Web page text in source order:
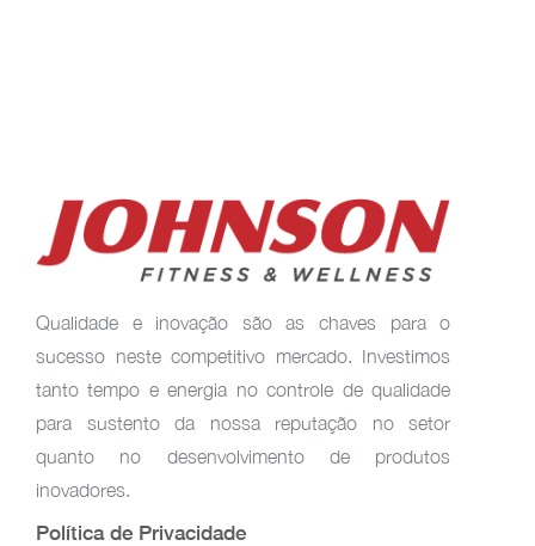
Qualidade e inovação são as chaves para o
sucesso neste competitivo mercado. Investimos
tanto tempo e energia no controle de qualidade
para sustento da nossa reputação no setor
quanto no desenvolvimento de produtos
inovadores.
Política de Privacidade